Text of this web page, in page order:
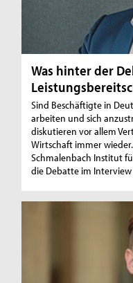
Was hinter der
Sind Beschäftigte in
arbeiten und sich
diskutieren vor allem
Wirtschaft immer
Schmalenbach Institut
die Debatte im